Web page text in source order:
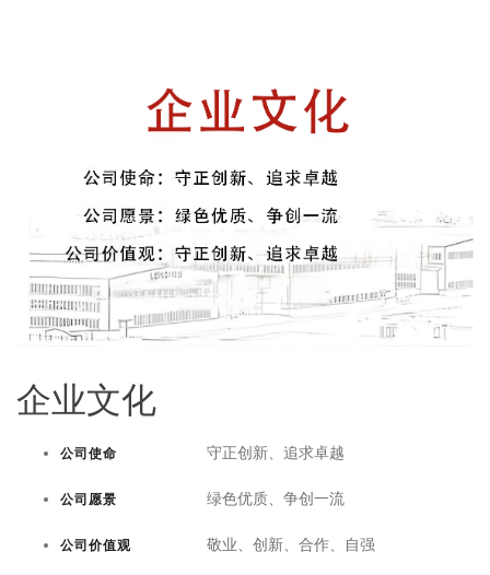
企业文化
公司使命 守正创新、追求卓越
公司愿景 绿色优质、争创一流
公司价值观 敬业、创新、合作、自强